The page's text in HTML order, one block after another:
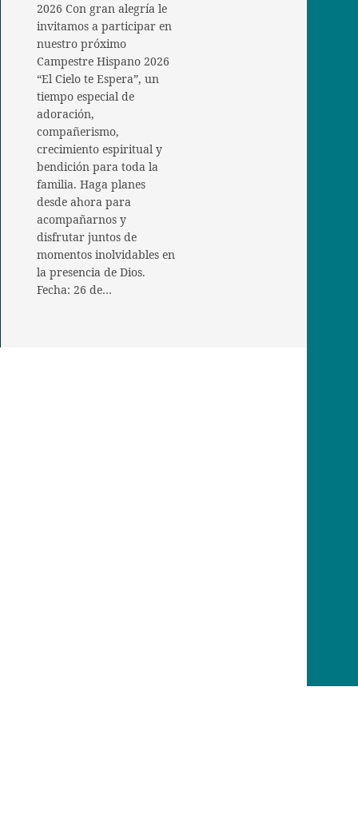
2026 Con gran alegría le
invitamos a participar en
nuestro próximo
Campestre Hispano 2026
“El Cielo te Espera”, un
tiempo especial de
adoración,
compañerismo,
crecimiento espiritual y
bendición para toda la
familia. Haga planes
desde ahora para
acompañarnos y
disfrutar juntos de
momentos inolvidables en
la presencia de Dios.
Fecha: 26 de…